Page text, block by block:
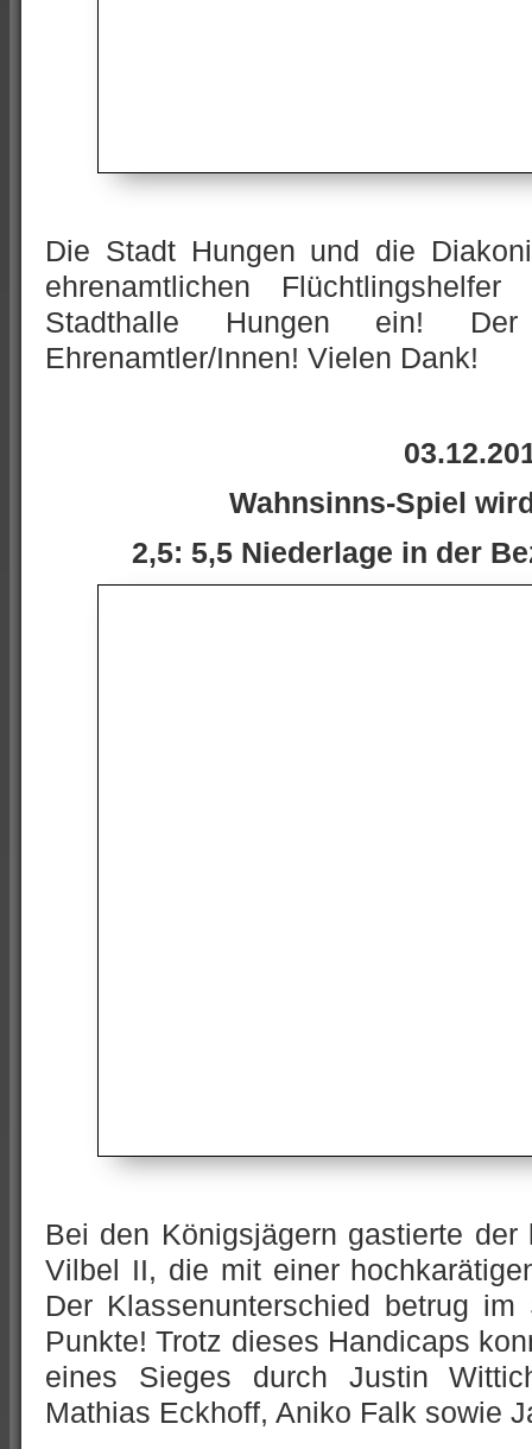
Die Stadt Hungen und die
ehrenamtlichen
Stadthalle Hungen ein!
Ehrenamtler/Innen! Vielen Dank!
Wahnsinns-Spiel
2,5: 5,5 Niederlage in der
Bei den Königsjägern gastierte
Vilbel II, die mit einer
Der Klassenunterschied betrug
Punkte! Trotz dieses Handicaps
eines Sieges durch Justin
Mathias Eckhoff, Aniko Falk sowie